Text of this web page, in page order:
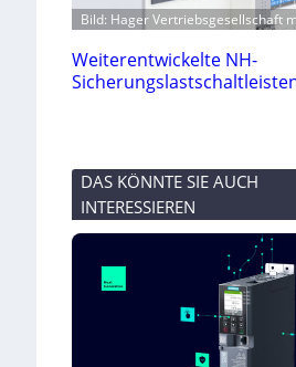
Bild: Hager Vertriebsgesellschaft
Weiterentwickelte NH-
DAS KÖNNTE SIE AUCH
INTERESSIEREN